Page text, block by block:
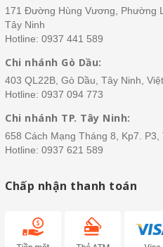
171 Đường Hùng Vương, Phường
Tây Ninh
Hotline: 0937 441 589
Chi nhánh Gò Dầu:
403 QL22B, Gò Dầu, Tây Ninh,
Hotline: 0937 094 773
Chi nhánh TP. Tây Ninh:
658 Cách Mạng Tháng 8, Kp7.
Hotline: 0937 621 589
Chấp nhận thanh toán